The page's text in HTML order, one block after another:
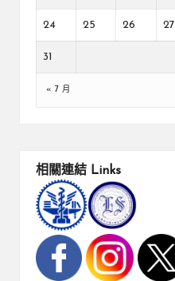
24 25 26 27
31
« 7 月
相關連結 Links